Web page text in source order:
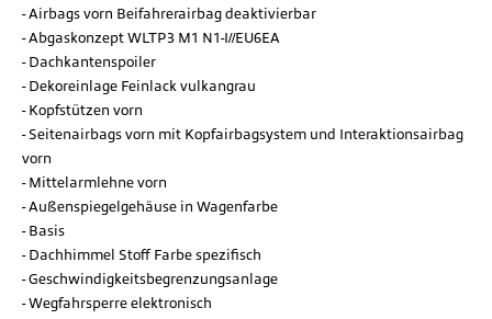
Airbags vorn Beifahrerairbag deaktivierbar
Abgaskonzept WLTP3 M1 N1-I//EU6EA
Dachkantenspoiler
Dekoreinlage Feinlack vulkangrau
Kopfstützen vorn
Seitenairbags vorn mit Kopfairbagsystem und Interaktionsairbag
vorn
Mittelarmlehne vorn
Außenspiegelgehäuse in Wagenfarbe
Basis
Dachhimmel Stoff Farbe spezifisch
Geschwindigkeitsbegrenzungsanlage
Wegfahrsperre elektronisch